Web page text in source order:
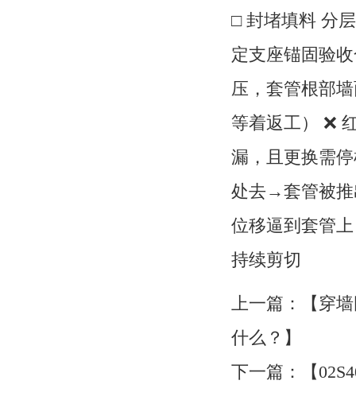
□ 封堵填料 分
定支座锚固验
压，套管根部
等着返工） ❌
漏，且更换需
处去→套管被推
位移逼到套管
持续剪切
上一篇：【 穿
什么？ 】
下一篇：【